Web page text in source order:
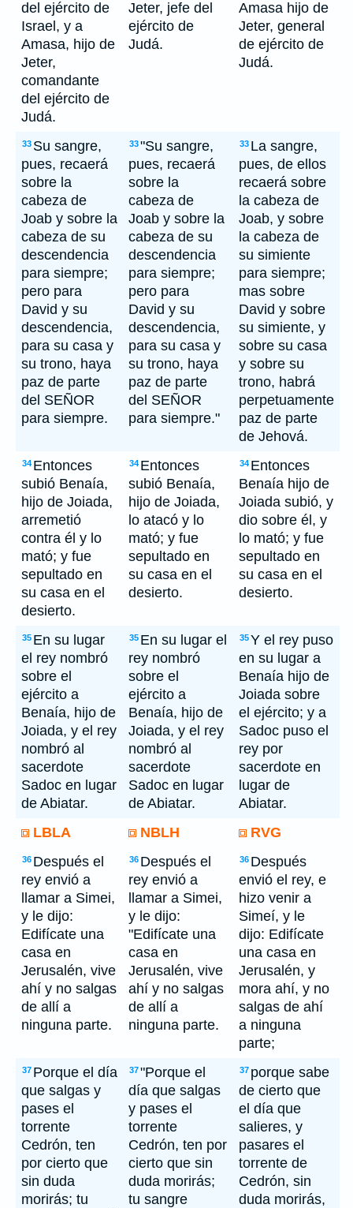
del ejército de
Israel, y a
Amasa, hijo de
Jeter,
comandante
del ejército de
Judá.
Jeter, jefe del
ejército de
Judá.
Amasa hijo de
Jeter, general
de ejército de
Judá.
33 Su sangre,
pues, recaerá
sobre la
cabeza de
Joab y sobre la
cabeza de su
descendencia
para siempre;
pero para
David y su
descendencia,
para su casa y
su trono, haya
paz de parte
del SEÑOR
para siempre.
33"Su sangre,
pues, recaerá
sobre la
cabeza de
Joab y sobre la
cabeza de su
descendencia
para siempre;
pero para
David y su
descendencia,
para su casa y
su trono, haya
paz de parte
del SEÑOR
para siempre."
33 La sangre,
pues, de ellos
recaerá sobre
la cabeza de
Joab, y sobre
la cabeza de
su simiente
para siempre;
mas sobre
David y sobre
su simiente, y
sobre su casa
y sobre su
trono, habrá
perpetuamente
paz de parte
de Jehová.
34 Entonces
subió Benaía,
hijo de Joiada,
arremetió
contra él y lo
mató; y fue
sepultado en
su casa en el
desierto.
34 Entonces
subió Benaía,
hijo de Joiada,
lo atacó y lo
mató; y fue
sepultado en
su casa en el
desierto.
34 Entonces
Benaía hijo de
Joiada subió, y
dio sobre él, y
lo mató; y fue
sepultado en
su casa en el
desierto.
35 En su lugar
el rey nombró
sobre el
ejército a
Benaía, hijo de
Joiada, y el rey
nombró al
sacerdote
Sadoc en lugar
de Abiatar.
35 En su lugar el
rey nombró
sobre el
ejército a
Benaía, hijo de
Joiada, y el rey
nombró al
sacerdote
Sadoc en lugar
de Abiatar.
35Y el rey puso
en su lugar a
Benaía hijo de
Joiada sobre
el ejército; y a
Sadoc puso el
rey por
sacerdote en
lugar de
Abiatar.
LBLA
NBLH RVG
36 Después el
rey envió a
llamar a Simei,
y le dijo:
Edifícate una
casa en
Jerusalén, vive
ahí y no salgas
de allí a
ninguna parte.
36 Después el
rey envió a
llamar a Simei,
y le dijo:
"Edifícate una
casa en
Jerusalén, vive
ahí y no salgas
de allí a
ninguna parte.
36 Después
envió el rey, e
hizo venir a
Simeí, y le
dijo: Edifícate
una casa en
Jerusalén, y
mora ahí, y no
salgas de ahí
a ninguna
parte;
37 Porque el día
que salgas y
pases el
torrente
Cedrón, ten
por cierto que
sin duda
morirás; tu
37"Porque el
día que salgas
y pases el
torrente
Cedrón, ten por
cierto que sin
duda morirás;
tu sangre
37 porque sabe
de cierto que
el día que
salieres, y
pasares el
torrente de
Cedrón, sin
duda morirás,